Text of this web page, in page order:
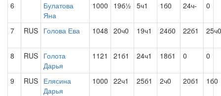
6
Булатова
Яна
1000 19б½ 5ч1 1б0 24ч- 0
7 RUS Голова Ева 1048 20ч0 19ч1 24б0 22б1 25ч0
8 RUS Голота
Дарья
1121 21б1 24ч1 18б1 0 0
9 RUS Елясина
Дарья
1000 22ч1 25б1 2ч0 20б1 1б0